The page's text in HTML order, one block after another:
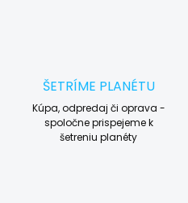
ŠETRÍME PLANÉTU
Kúpa, odpredaj či oprava -
spoločne prispejeme k
šetreniu planéty